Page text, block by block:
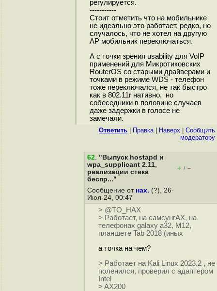
регулируется.
-----------
Стоит отметить что на мобильнике
не идеально это работает, редко, но
случалось, что не хотел на другую
AP мобильник переключаться.
А с точки зрения usability для VoIP
применений для Микротиковских
RouterOS со старыми драйверами и
точками в режиме WDS - телефон
тоже переключался, не так быстро
как в 802.11r нативно, но
собеседники в половине случаев
даже задержки в голосе не
замечали.
Ответить Правка| Наверх
Cообщить
модератору
62. "Выпуск hostapd и
wpa_supplicant 2.11,
реализации стека
беспр..."
+ / –
Сообщение от нах. (?), 26-
Июл-24, 00:47
> @TO_НАХ
> Работает, на самсунгАХ, на
телефонах galaxy a32, M12,
планшете Tab 2018 (иных
а точка на чем?
> Работает на Kali Linux 2023.2 , не
поленился, проверил с адаптером
Intel
> AX200